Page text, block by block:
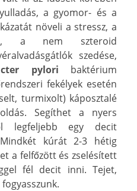
a gyomor- és a
növeli a stressz, a
a nem szteroid
szedése,
pylori baktérium
fekélyek esetén
turmixolt) káposztalé
Segíthet a nyers
legfeljebb egy decit
kúrát 2-3 hétig
a felfőzött és zselésített
fél decit inni. Tejet,